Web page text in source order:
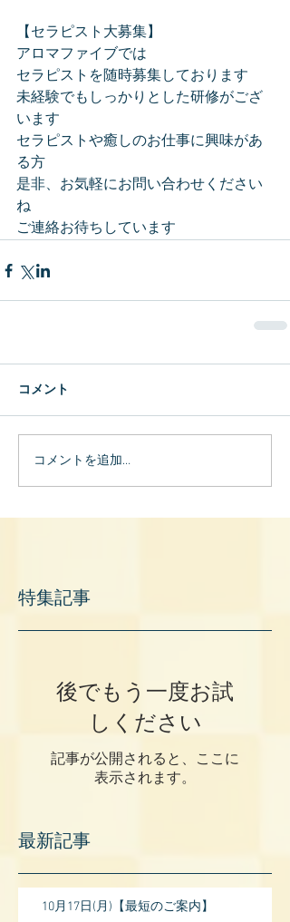
【セラピスト大募集】
アロマファイブでは
セラピストを随時募集しております
未経験でもしっかりとした研修がござ
います
セラピストや癒しのお仕事に興味があ
る方
是非、お気軽にお問い合わせください
ね
ご連絡お待ちしています
コメント
コメントを追加…
特集記事
後でもう一度お試
しください
記事が公開されると、ここに
表示されます。
最新記事
10月17日(月)【最短のご案内】